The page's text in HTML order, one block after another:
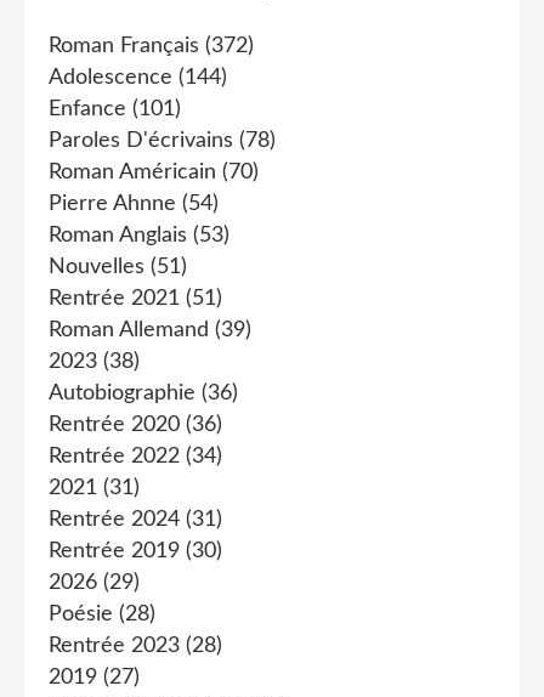
Roman Français (372)
Adolescence (144)
Enfance (101)
Paroles D'écrivains (78)
Roman Américain (70)
Pierre Ahnne (54)
Roman Anglais (53)
Nouvelles (51)
Rentrée 2021 (51)
Roman Allemand (39)
2023 (38)
Autobiographie (36)
Rentrée 2020 (36)
Rentrée 2022 (34)
2021 (31)
Rentrée 2024 (31)
Rentrée 2019 (30)
2026 (29)
Poésie (28)
Rentrée 2023 (28)
2019 (27)